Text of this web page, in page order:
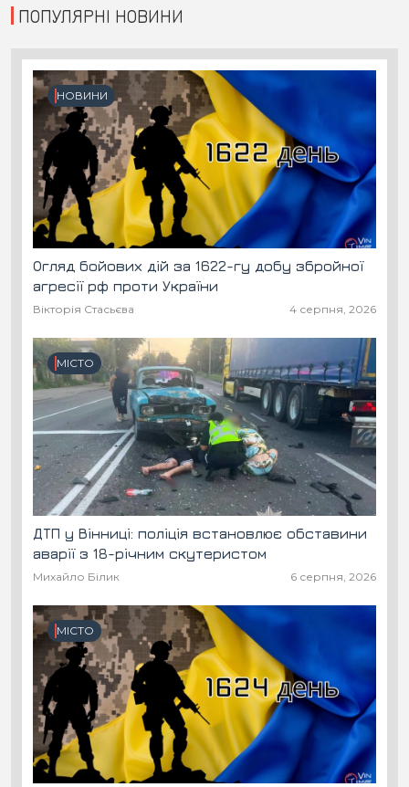
ПОПУЛЯРНІ НОВИНИ
НОВИНИ
Огляд бойових дій за 1622-гу добу збройної
агресії рф проти України
Вікторія Стасьєва 4 серпня, 2026
МІСТО
ДТП у Вінниці: поліція встановлює обставини
аварії з 18-річним скутеристом
Михайло Білик 6 серпня, 2026
МІСТО